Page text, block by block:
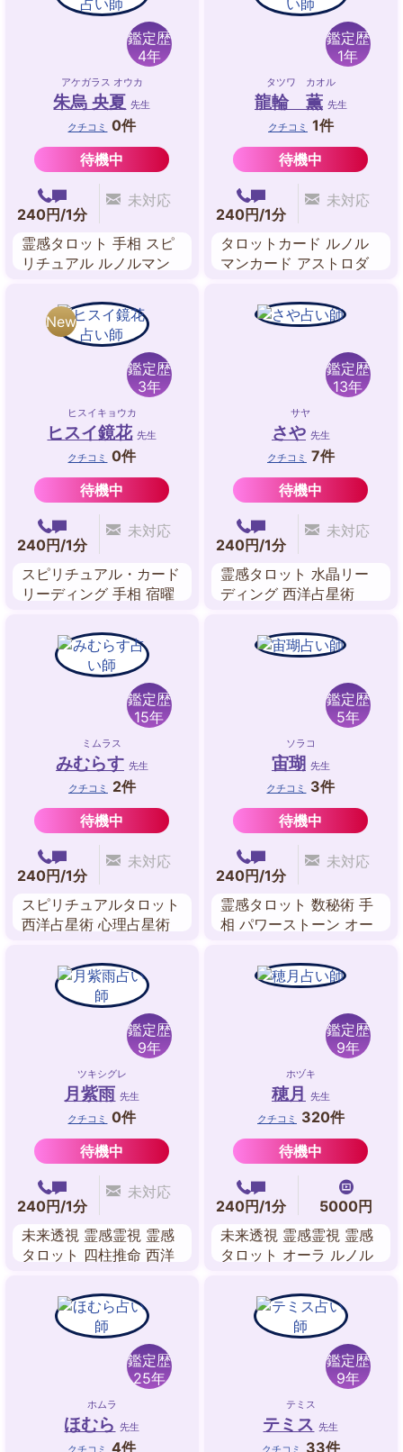
鑑定歴
4年
アケガラス オウカ
朱烏 央夏 先生
クチコミ
0件
待機中
240円/1分
未対応
霊感タロット 手相 スピ
リチュアル ルノルマン
柱推命 奇門遁甲開運術
鑑定歴
1年
タツワ カオル
龍輪 薫 先生
クチコミ 1件
待機中
240円/1分
未対応
タロットカード ルノル
マンカード アストロダ
姓名判断
鑑定歴
3年
New
ヒスイキョウカ
ヒスイ鏡花 先生
クチコミ
0件
待機中
240円/1分
未対応
スピリチュアル・カード
リーディング 手相 宿曜
ジュラム ヒーリング エ
ネルギーワーク
鑑定歴
13年
サヤ
さや 先生
クチコミ 7件
待機中
240円/1分
未対応
霊感タロット 水晶リー
ディング 西洋占星術
鑑定歴
15年
ミムラス
みむらす 先生
クチコミ
2件
待機中
240円/1分
未対応
スピリチュアルタロット
西洋占星術 心理占星術
イス ペンジュラム
鑑定歴
5年
ソラコ
宙瑚 先生
クチコミ
3件
待機中
240円/1分
未対応
霊感タロット 数秘術 手
相 パワーストーン オー
鑑定歴
9年
ツキシグレ
月紫雨 先生
クチコミ
0件
待機中
240円/1分
未対応
未来透視 霊感霊視 霊感
タロット 四柱推命 西洋
鑑定歴
9年
ホヅキ
穂月 先生
クチコミ
320件
待機中
240円/1分
5000円
未来透視 霊感霊視 霊感
タロット オーラ ルノル
ジュラム エネルギーワ
鑑定歴
25年
ホムラ
ほむら 先生
クチコミ 4件
鑑定歴
9年
テミス
テミス 先生
クチコミ 33件